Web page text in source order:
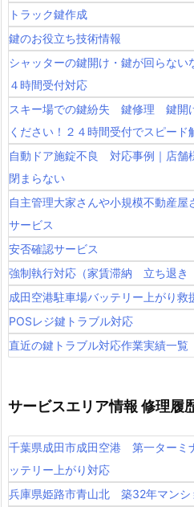
鍵
交
換
車・
バ
イ
ク
イ
ン
ロ
ク
解
錠
鍵
作
成
時
対
応
トラック鍵作成
鍵のお役立ち技術情報
シャッターの鍵開け・鍵が回らない
４時間受付対応
スキー場での鍵紛失 鍵修理 鍵開
ください！２４時間受付でスピード
自動ドア施錠不良 対応事例｜店舗
閉まらない
自主管理大家さんや小規模不動産
サービス
安否確認サービス
強制執行対応（家賃滞納 立ち退き
成田空港駐車場バッテリー上がり
POSレジ鍵トラブル対応
直近の鍵トラブル対応作業実績一覧
サービスエリア情報 修理履
千葉県成田市成田空港 第一ター
ッテリー上がり対応
兵庫県姫路市青山北 築32年マン